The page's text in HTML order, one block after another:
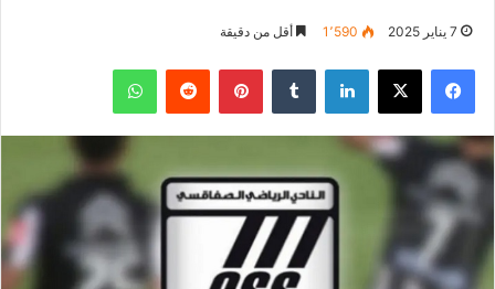
7 يناير 2025 1٬590 أقل من دقيقة
فيسبوك ‫X لينكدإن بينتيريست واتساب